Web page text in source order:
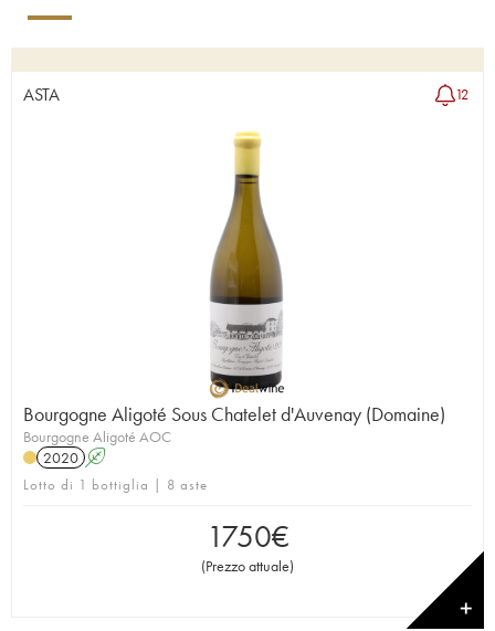
ASTA 12
Bourgogne Aligoté Sous Chatelet d'Auvenay (Domaine)
Bourgogne Aligoté AOC
2020 A
Lotto di 1 bottiglia | 8 aste
1750€
(Prezzo attuale)
✕